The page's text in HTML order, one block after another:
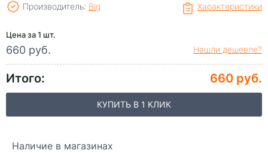
Характеристики
Производитель: Big
Цена за 1 шт.
660 руб. Нашли дешевле?
Итого: 660 руб.
КУПИТЬ В 1 КЛИК
Наличие в магазинах